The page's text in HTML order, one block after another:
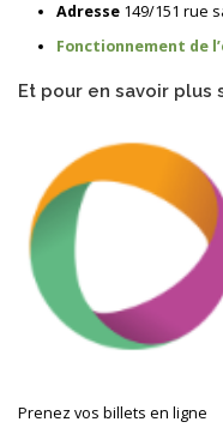
Adresse 149/151 rue
Fonctionnement de
Et pour en savoir plus
Prenez vos billets en ligne